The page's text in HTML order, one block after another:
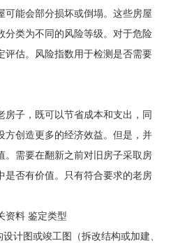
可能会部分损坏或倒塌。这些房屋
分类为不同的风险等级。对于危险
评估。风险指数用于检测是否需要
子，既可以节省成本和支出，同
方创造更多的经济效益。但是，并
。需要在翻新之前对旧房子采取房
是否有价值。只有符合要求的老房
资料 鉴定类型
计图或竣工图（拆改结构或加建、